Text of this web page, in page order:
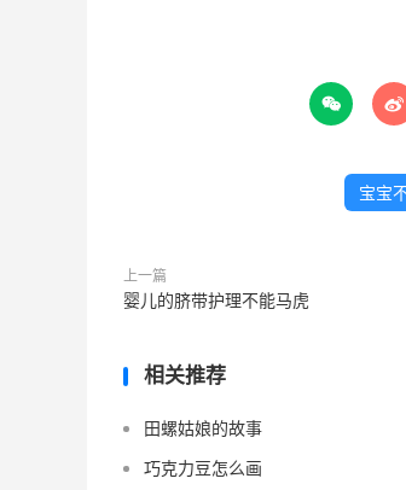
 
宝宝
上一篇
婴儿的脐带护理不能马虎
相关推荐
田螺姑娘的故事
巧克力豆怎么画